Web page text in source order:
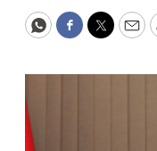
WhatsApp
Facebook